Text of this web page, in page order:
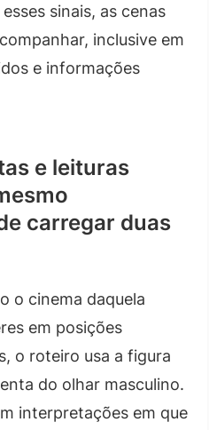
sinais, as cenas
inclusive em
e informações
e leituras
carregar duas
o cinema daquela
em posições
o roteiro usa a figura
do olhar masculino.
interpretações em que